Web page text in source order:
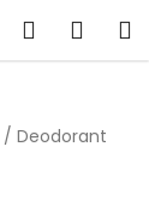
Hledat
/ Deodorant